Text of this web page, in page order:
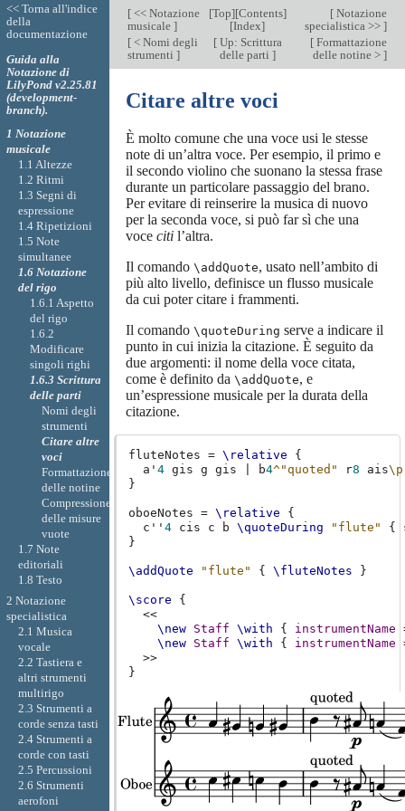
[<< Notazione
musicale ]
[Top][Contents]
[Index]
[Notazione
specialistica >> ]
[< Nomi degli
strumenti ]
[Up: Scrittura
delle parti ]
[Formattazione
delle notine > ]
Citare altre voci
È molto comune che una voce usi le stesse
note di un’altra voce. Per esempio, il primo e
il secondo violino che suonano la stessa frase
durante un particolare passaggio del brano.
Per evitare di reinserire la musica di nuovo
per la seconda voce, si può far sì che una
voce citil’altra.
Il comando \addQuote, usato nell’ambito di
più alto livello, definisce un flusso musicale
da cui poter citare i frammenti.
Il comando \quoteDuring serve a indicare il
punto in cui inizia la citazione. È seguito da
due argomenti: il nome della voce citata,
come è definito da \addQuote, e
un’espressione musicale per la durata della
citazione.
fluteNotes = \relative
{
a' 4 gis g gis b4^"quoted" r8 ais\p
}
oboeNotes = \relative
{
c'' 4 cis c b \quoteDuring "flute" {
}
\addQuote "flute" { \fluteNotes }
\score
{
<<
\new
Staff \with { instrumentName
\new
Staff \with { instrumentName
>>
}
<< Torna all'indice
della
documentazione
Guida alla
Notazione di
LilyPond v2.25.81
(development-
branch).
1 Notazione
musicale
1.1 Altezze
1.2 Ritmi
1.3 Segni di
espressione
1.4 Ripetizioni
1.5 Note
simultanee
1.6 Notazione
del rigo
1.6.1 Aspetto
del rigo
1.6.2
Modificare
singoli righi
1.6.3 Scrittura
delle parti
Nomi degli
strumenti
Citare altre
voci
Formattazione
delle notine
Compressione
delle misure
vuote
1.7 Note
editoriali
1.8 Testo
2 Notazione
specialistica
2.1 Musica
vocale
2.2 Tastiera e
altri strumenti
multirigo
2.3 Strumenti a
corde senza tasti
2.4 Strumenti a
corde con tasti
2.5 Percussioni
2.6 Strumenti
aerofoni